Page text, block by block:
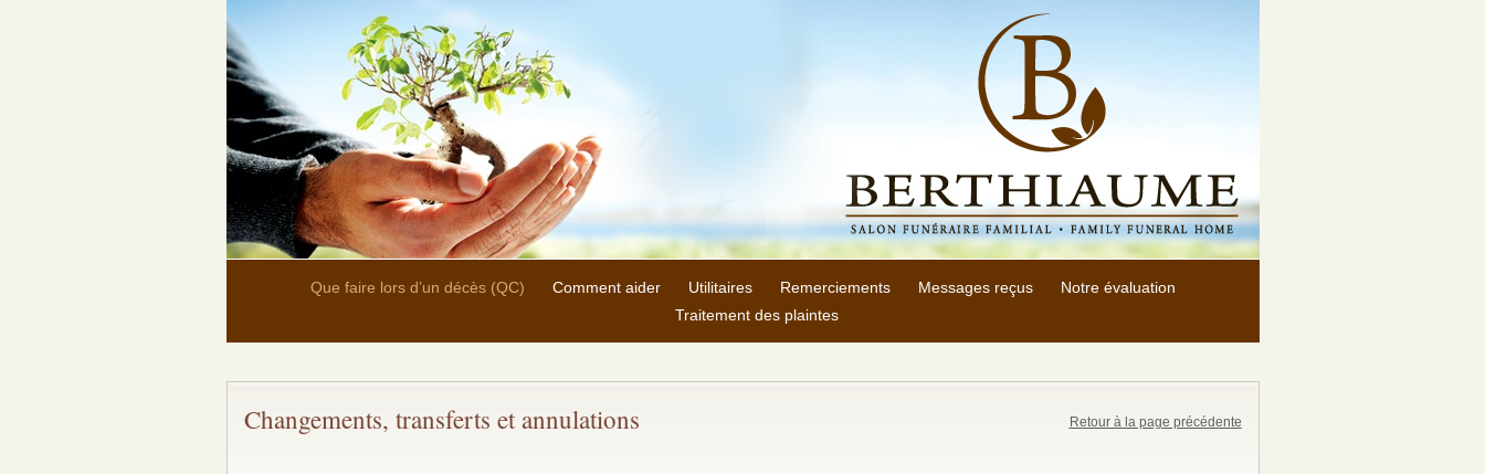
Que faire lors d’un décès (QC) Comment aider Utilitaires Remerciements Messages reçus
Notre évaluation
Traitement des plaintes
Retour à la page précédente
Changements, transferts et annulations